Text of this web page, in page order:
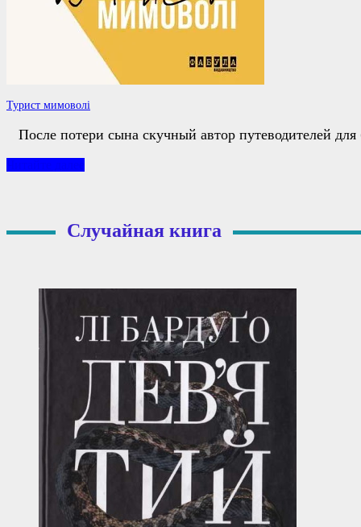
Турист мимоволі
После потери сына скучный автор путеводителей
Случайная книга